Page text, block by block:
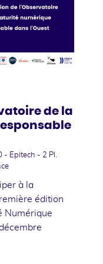
de la
Epitech - 2 Pl.
à la
édition
Numérique